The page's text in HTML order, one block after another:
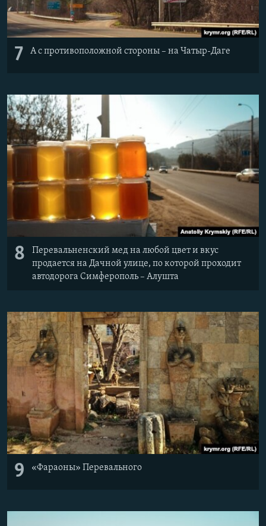
7 А с противоположной стороны – на Чатыр-Даге
8
Перевальненский мед на любой цвет и вкус
продается на Дачной улице, по которой проходит
автодорога Симферополь – Алушта
9 «Фараоны» Перевального